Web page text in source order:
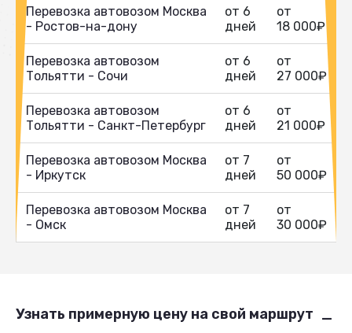
Перевозка автовозом Москва
- Ростов-на-дону
от 6
дней
от
18 000₽
Перевозка автовозом
Тольятти - Сочи
от 6
дней
от
27 000₽
Перевозка автовозом
Тольятти - Санкт-Петербург
от 6
дней
от
21 000₽
Перевозка автовозом Москва
- Иркутск
от 7
дней
от
50 000₽
Перевозка автовозом Москва
- Омск
от 7
дней
от
30 000₽
Узнать примерную цену на свой маршрут